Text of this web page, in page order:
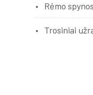
Rėmo
Trosiniai